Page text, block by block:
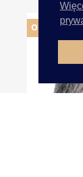
OBECNIE